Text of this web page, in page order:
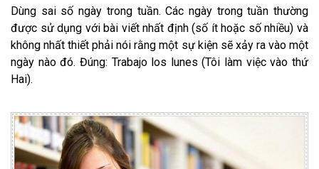
Dùng sai số ngày trong tuần. Các ngày trong tuần thường
được sử dụng với bài viết nhất định (số ít hoặc số nhiều) và
không nhất thiết phải nói rằng một sự kiện sẽ xảy ra vào một
ngày nào đó. Đúng: Trabajo los lunes (Tôi làm việc vào thứ
Hai).